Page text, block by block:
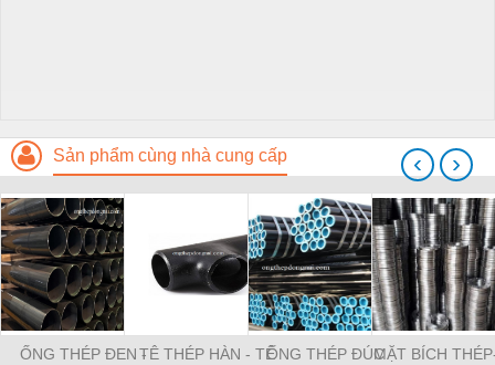
Sản phẩm cùng nhà cung cấp
ỐNG THÉP ĐEN -TÊ THÉP HÀN - TÊỐNG THÉP ĐÚC -MẶT BÍCH
‹ ›